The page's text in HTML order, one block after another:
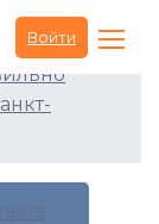
Войти